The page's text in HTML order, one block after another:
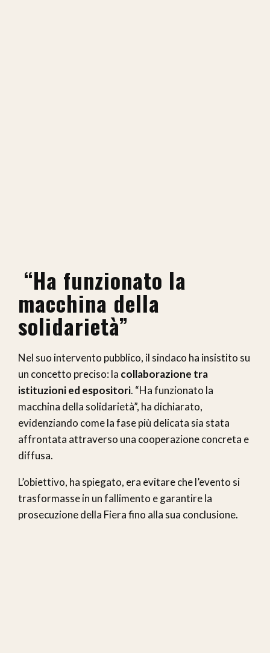
“Ha funzionato la
macchina della
solidarietà”
Nel suo intervento pubblico, il sindaco ha insistito su
un concetto preciso: la collaborazione tra
istituzioni ed espositori. “Ha funzionato la
macchina della solidarietà”, ha dichiarato,
evidenziando come la fase più delicata sia stata
affrontata attraverso una cooperazione concreta e
diffusa.
L’obiettivo, ha spiegato, era evitare che l’evento si
trasformasse in un fallimento e garantire la
prosecuzione della Fiera fino alla sua conclusione.